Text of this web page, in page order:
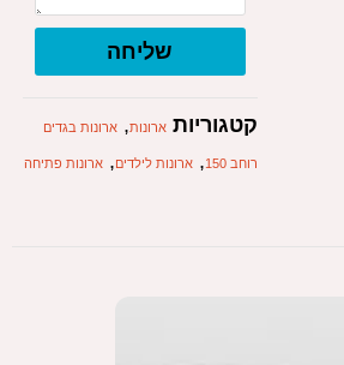
שליחה
קטגוריות ארונות,ארונות בגדים
רוחב 150 ,ארונות לילדים,ארונות פתיחה